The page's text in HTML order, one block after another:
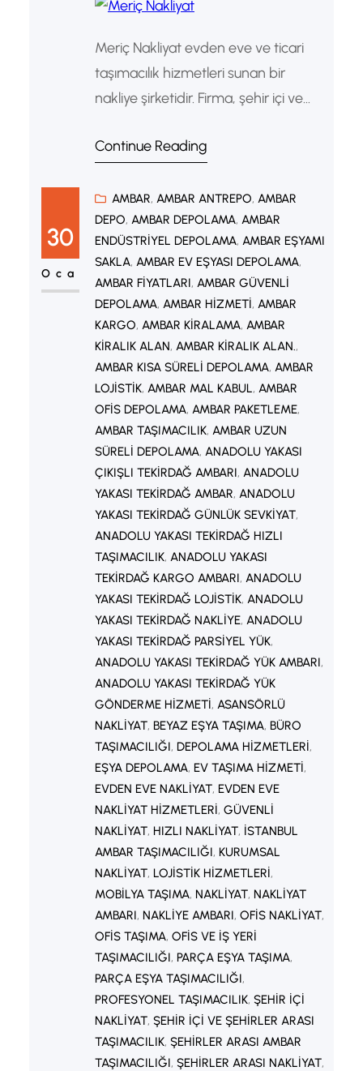
Meriç Nakliyat evden eve ve ticari
taşımacılık hizmetleri sunan bir
nakliye şirketidir. Firma, şehir içi ve
taşıma ve ofis taşımacılığı gibi çeşitli
Operasyonlarında profesyonel ekip
ve modern ambalaj malzemeleri
kullanarak eşyaların güvenli şekilde
taşınmasını amaçlar. Hizmetler
ayrıca sigortalı taşımacılık ve detaylı
paketleme süreçlerini de kapsar.
Şirket müşteri memnuniyetini…
Continue Reading
30
Oca
AMBAR, AMBAR ANTREPO, AMBAR
DEPO, AMBAR DEPOLAMA, AMBAR
ENDÜSTRIYEL DEPOLAMA, AMBAR EŞYAMI
SAKLA, AMBAR EV EŞYASI DEPOLAMA
AMBAR FIYATLARI, AMBAR GÜVENLI
DEPOLAMA, AMBAR HIZMETI, AMBAR
KARGO, AMBAR KIRALAMA, AMBAR
KIRALIK ALAN, AMBAR KIRALIK ALAN.
AMBAR KISA SÜRELI DEPOLAMA, AMBAR
LOJISTIK, AMBAR MAL KABUL, AMBAR
OFIS DEPOLAMA, AMBAR PAKETLEME
AMBAR TAŞIMACILIK, AMBAR UZUN
SÜRELI DEPOLAMA, ANADOLU YAKASI
ÇIKIŞLI TEKIRDAĞ AMBARI, ANADOLU
YAKASI TEKIRDAĞ AMBAR, ANADOLU
YAKASI TEKIRDAĞ GÜNLÜK SEVKIYAT
ANADOLU YAKASI TEKIRDAĞ HIZLI
TAŞIMACILIK, ANADOLU YAKASI
TEKIRDAĞ KARGO AMBARI, ANADOLU
YAKASI TEKIRDAĞ LOJISTIK, ANADOLU
YAKASI TEKIRDAĞ NAKLIYE, ANADOLU
YAKASI TEKIRDAĞ PARSIYEL YÜK
ANADOLU YAKASI TEKIRDAĞ YÜK AMBARI
ANADOLU YAKASI TEKIRDAĞ YÜK
GÖNDERME HIZMETI, ASANSÖRLÜ
NAKLIYAT, BEYAZ EŞYA TAŞIMA, BÜRO
TAŞIMACILIĞI, DEPOLAMA HIZMETLERI
EŞYA DEPOLAMA, EV TAŞIMA HIZMETI
EVDEN EVE NAKLIYAT, EVDEN EVE
NAKLIYAT HIZMETLERI, GÜVENLI
NAKLIYAT, HIZLI NAKLIYAT, İSTANBUL
AMBAR TAŞIMACILIĞI, KURUMSAL
NAKLIYAT, LOJISTIK HIZMETLERI
MOBILYA TAŞIMA, NAKLIYAT, NAKLIYAT
AMBARI, NAKLIYE AMBARI, OFIS NAKLIYAT
OFIS TAŞIMA, OFIS VE IŞ YERI
TAŞIMACILIĞI, PARÇA EŞYA TAŞIMA
PARÇA EŞYA TAŞIMACILIĞI
PROFESYONEL TAŞIMACILIK, ŞEHIR IÇI
NAKLIYAT, ŞEHIR IÇI VE ŞEHIRLER ARASI
TAŞIMACILIK, ŞEHIRLER ARASI AMBAR
TAŞIMACILIĞI, ŞEHIRLER ARASI NAKLIYAT